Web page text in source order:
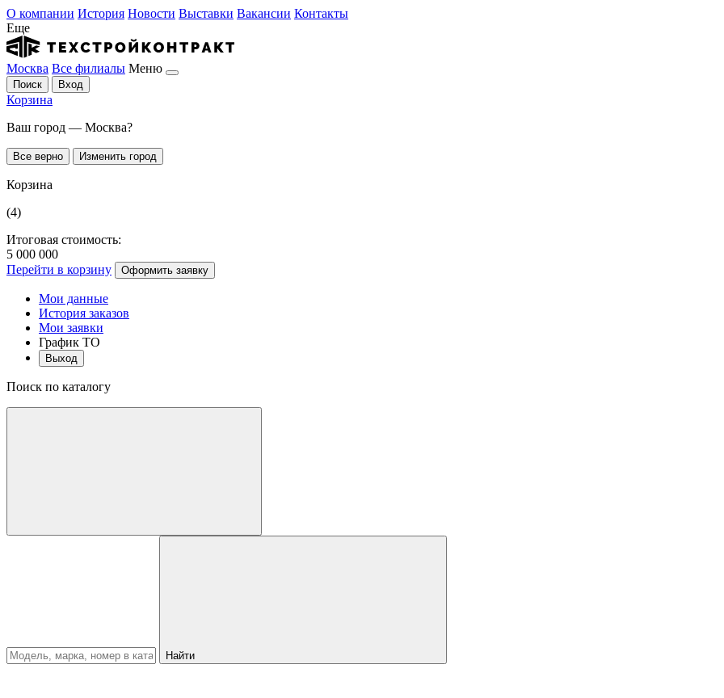
О компании История Новости Выставки Вакансии Контакты
Еще
Москва Все филиалы Меню
Поиск Вход
Корзина
Ваш город — Москва?
Все верно Изменить город
Корзина
(4)
Итоговая стоимость:
5 000 000
Перейти в корзину
Оформить заявку
Мои данные
История заказов
Мои заявки
График ТО
Выход
Поиск по каталогу
Найти